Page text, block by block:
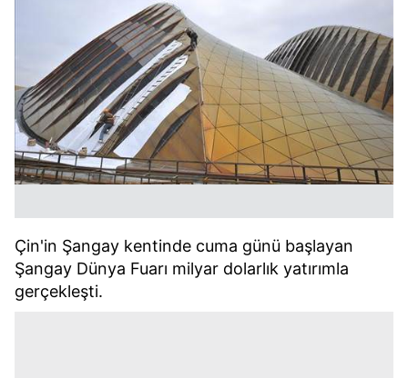
Çin'in Şangay kentinde cuma günü başlayan
Şangay Dünya Fuarı milyar dolarlık yatırımla
gerçekleşti.